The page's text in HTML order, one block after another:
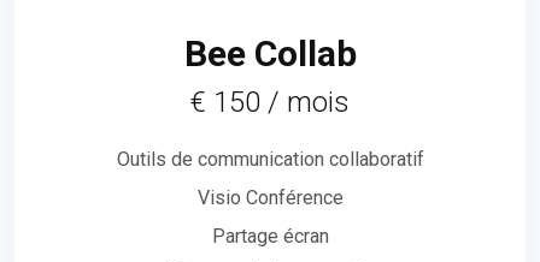
Bee Collab
€ 150 / mois
Outils de communication collaboratif
Visio Conférence
Partage écran